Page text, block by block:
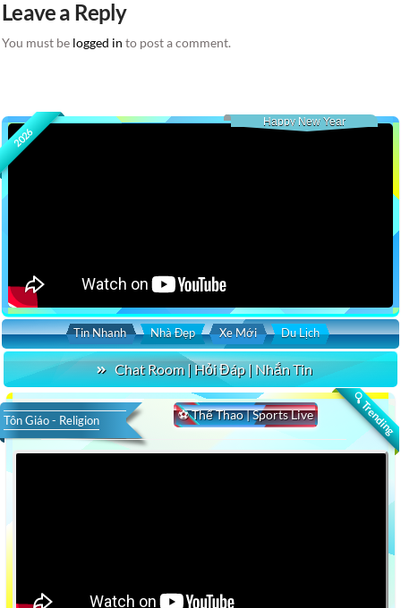
Leave a Reply
You must be logged in to post a comment.
2026
Happy New Year
Tin Nhanh Nhà Đẹp Xe Mới Du Lịch
Chat Room | Hỏi Đáp | Nhắn Tin
🔍 Trending
⚽ Thể Thao | Sports Live
Tôn Giáo - Religion